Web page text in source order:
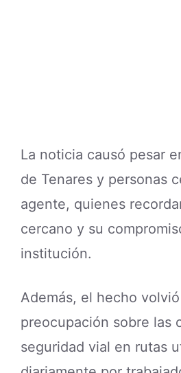
La noticia causó pesar
de Tenares y personas
agente, quienes
cercano y su
institución.
Además, el hecho
preocupación sobre las
seguridad vial en rutas